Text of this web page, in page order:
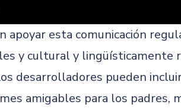
apoyar esta comunicación
y cultural y lingüísticamente
desarrolladores pueden
amigables para los padres,